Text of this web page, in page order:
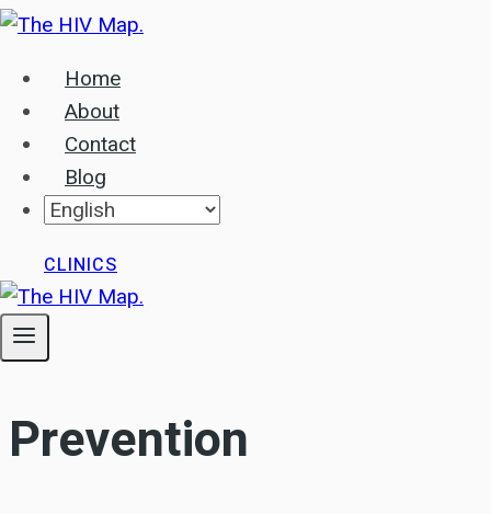
Skip
contentHome
About
Contact
Blog
CLINICS
Prevention